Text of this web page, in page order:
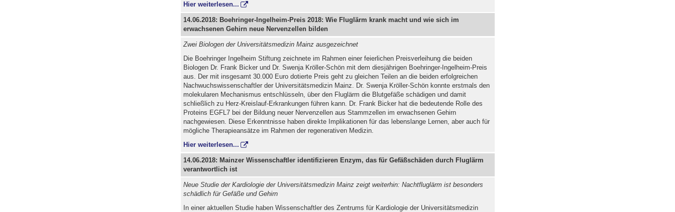
Hier weiterlesen...
14.06.2018: Boehringer-Ingelheim-Preis 2018: Wie Fluglärm krank macht und wie sich im
erwachsenen Gehirn neue Nervenzellen bilden
Zwei Biologen der Universitätsmedizin Mainz ausgezeichnet
Die Boehringer Ingelheim Stiftung zeichnete im Rahmen einer feierlichen Preisverleihung die beiden
Biologen Dr. Frank Bicker und Dr. Swenja Kröller-Schön mit dem diesjährigen Boehringer-Ingelheim-Preis
aus. Der mit insgesamt 30.000 Euro dotierte Preis geht zu gleichen Teilen an die beiden erfolgreichen
Nachwuchswissenschaftler der Universitätsmedizin Mainz. Dr. Swenja Kröller-Schön konnte erstmals den
molekularen Mechanismus entschlüsseln, über den Fluglärm die Blutgefäße schädigen und damit
schließlich zu Herz-Kreislauf-Erkrankungen führen kann. Dr. Frank Bicker hat die bedeutende Rolle des
Proteins EGFL7 bei der Bildung neuer Nervenzellen aus Stammzellen im erwachsenen Gehirn
nachgewiesen. Diese Erkenntnisse haben direkte Implikationen für das lebenslange Lernen, aber auch für
mögliche Therapieansätze im Rahmen der regenerativen Medizin.
Hier weiterlesen...
14.06.2018: Mainzer Wissenschaftler identifizieren Enzym, das für Gefäßschäden durch Fluglärm
verantwortlich ist
Neue Studie der Kardiologie der Universitätsmedizin Mainz zeigt weiterhin: Nachtfluglärm ist besonders
schädlich für Gefäße und Gehirn
In einer aktuellen Studie haben Wissenschaftler des Zentrums für Kardiologie der Universitätsmedizin